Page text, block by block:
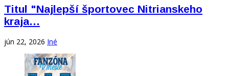
Titul "Najlepší športovec Nitrianskeho
kraja…
jún 22, 2026 Iné